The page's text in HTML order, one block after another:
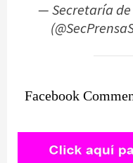
— Secretaría de
Facebook